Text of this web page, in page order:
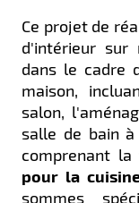
Ce projet de
d'intérieur sur
dans le cadre
maison,
salon,
salle de bain
comprenant la
pour la
sommes